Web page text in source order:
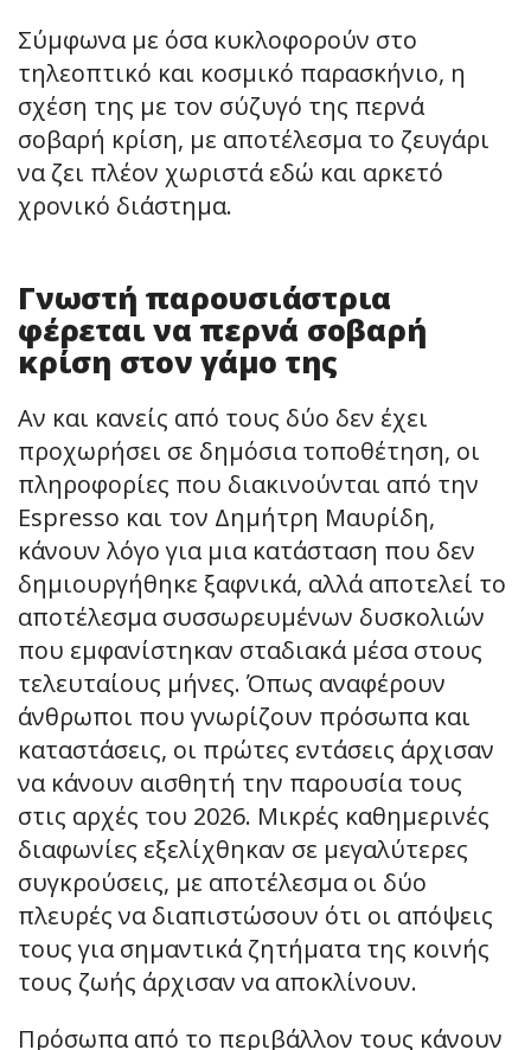
Σύμφωνα με όσα κυκλοφορούν στο
τηλεοπτικό και κοσμικό παρασκήνιο, η
σχέση της με τον σύζυγό της περνά
σοβαρή κρίση, με αποτέλεσμα το ζευγάρι
να ζει πλέον χωριστά εδώ και αρκετό
χρονικό διάστημα.
Γνωστή παρουσιάστρια
φέρεται να περνά σοβαρή
κρίση στον γάμο της
Αν και κανείς από τους δύο δεν έχει
προχωρήσει σε δημόσια τοποθέτηση, οι
πληροφορίες που διακινούνται από την
Espresso και τον Δημήτρη Μαυρίδη,
κάνουν λόγο για μια κατάσταση που δεν
δημιουργήθηκε ξαφνικά, αλλά αποτελεί το
αποτέλεσμα συσσωρευμένων δυσκολιών
που εμφανίστηκαν σταδιακά μέσα στους
τελευταίους μήνες. Όπως αναφέρουν
άνθρωποι που γνωρίζουν πρόσωπα και
καταστάσεις, οι πρώτες εντάσεις άρχισαν
να κάνουν αισθητή την παρουσία τους
στις αρχές του 2026. Μικρές καθημερινές
διαφωνίες εξελίχθηκαν σε μεγαλύτερες
συγκρούσεις, με αποτέλεσμα οι δύο
πλευρές να διαπιστώσουν ότι οι απόψεις
τους για σημαντικά ζητήματα της κοινής
τους ζωής άρχισαν να αποκλίνουν.
Πρόσωπα από το περιβάλλον τους κάνουν